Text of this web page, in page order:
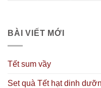
BÀI VIẾT MỚI
Tết sum vầy
Set quà Tết hạt dinh